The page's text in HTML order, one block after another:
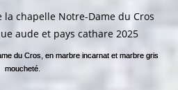
du Cros, en marbre incarnat et marbre gris
moucheté.